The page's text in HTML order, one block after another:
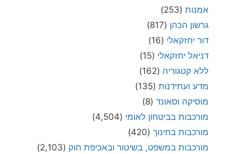
אמנות (253)
גרשון הכהן (817)
דור יחזקאלי (16)
דניאל יחזקאלי (15)
ללא קטגוריה (162)
מדע ועתידנות (135)
מוסיקה וסאונד (8)
מורכבות בביטחון לאומי (4,504)
מורכבות בחינוך (420)
מורכבות במשפט, בשיטור ובאכיפת חוק (2,103)